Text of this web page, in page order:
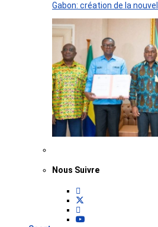
Gabon: création de la
Nous Suivre